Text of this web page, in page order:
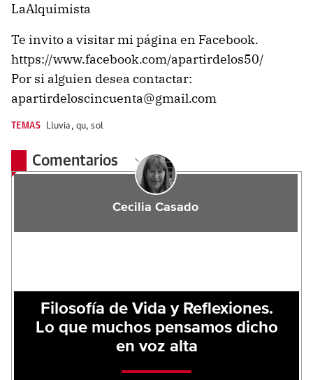
LaAlquimista
Te invito a visitar mi página en Facebook.
https://www.facebook.com/apartirdelos50/
Por si alguien desea contactar:
apartirdeloscincuenta@gmail.com
TEMAS Lluvia , qu,sol
Comentarios
Cecilia Casado
Filosofía de Vida y Reflexiones.
Lo que muchos pensamos dicho
en voz alta